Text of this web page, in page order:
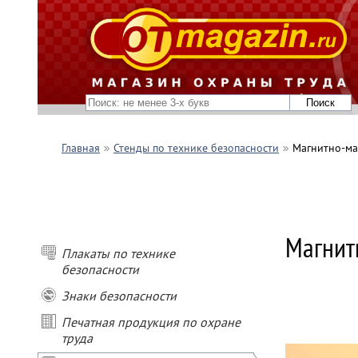
Главная Стенды по технике безопасности Магнитно-
Плакаты по технике
безопасности
Знаки безопасности
Печатная продукция по охране
труда
- при
- при
- при
*
Не